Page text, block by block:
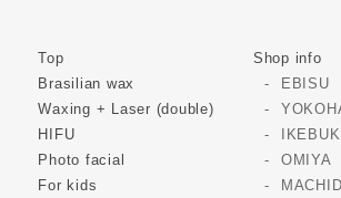
Top
Brasilian wax
Waxing + Laser (double)
HIFU
Photo facial
For kids
Shop info
EBISU
OMIYA